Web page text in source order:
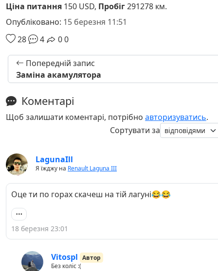
Ціна питання 150 USD, Пробіг291278 км.
Опубліковано: 15 березня 11:51
28
4 00
Попередній запис
Заміна акамулятора
Коментарі
Щоб залишати коментарі, потрібно авторизуватись.
Сортувати за
LagunaIll
Я їжджу на Renault Laguna III
Оце ти по горах скачеш на тій лагуні😂😂
18 березня 23:01
Vitospl Автор
Без коліс :(